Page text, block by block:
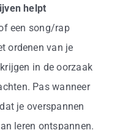
helpt
een song/rap
ordenen van je
in de oorzaak
Pas wanneer
je overspannen
leren ontspannen.